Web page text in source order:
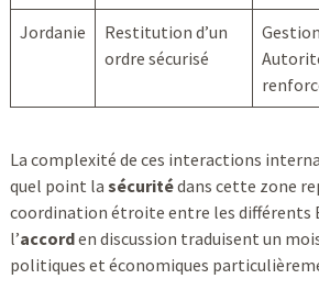
Jordanie
Restitution d’un
ordre sécurisé
La complexité de ces interactions
quel point la sécuritédans cette zone
coordination étroite entre les différents
l’accorden discussion traduisent un
politiques et économiques